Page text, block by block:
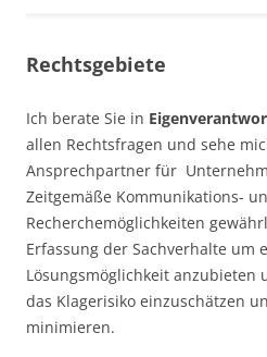
Rechtsgebiete
Ich berate Sie in
allen Rechtsfragen und sehe
Ansprechpartner für
Zeitgemäße Kommunikations-
Recherchemöglichkeiten
Erfassung der Sachverhalte um
Lösungsmöglichkeit anzubieten
das Klagerisiko einzuschätzen
minimieren.